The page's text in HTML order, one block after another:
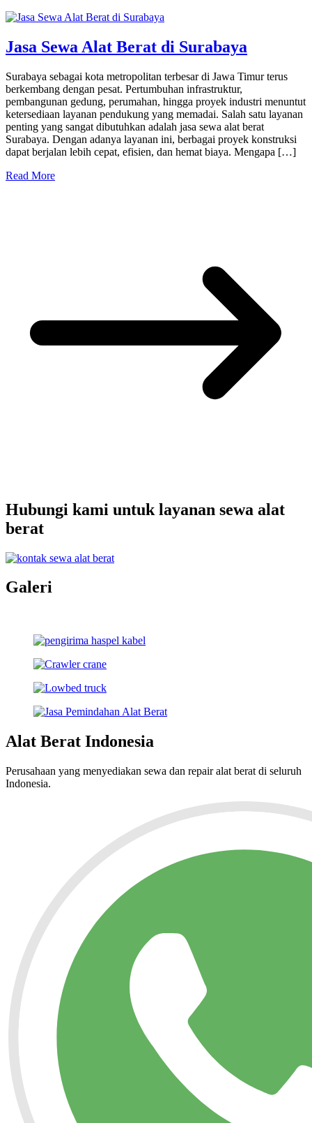
Jasa Sewa Alat Berat di Surabaya
Surabaya sebagai kota metropolitan terbesar di Jawa Timur terus
berkembang dengan pesat. Pertumbuhan infrastruktur,
pembangunan gedung, perumahan, hingga proyek industri menuntut
ketersediaan layanan pendukung yang memadai. Salah satu layanan
penting yang sangat dibutuhkan adalah jasa sewa alat berat
Surabaya. Dengan adanya layanan ini, berbagai proyek konstruksi
dapat berjalan lebih cepat, efisien, dan hemat biaya. Mengapa […]
Read More
Hubungi kami untuk layanan sewa alat
berat
Galeri
Alat Berat Indonesia
Perusahaan yang menyediakan sewa dan repair alat berat di seluruh
Indonesia.